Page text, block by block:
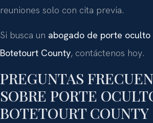
reuniones solo con cita previa.
Si busca un abogado de porte oculto
Botetourt County, contáctenos hoy.
PREGUNTAS
SOBRE PORTE
BOTETOURT COUNTY